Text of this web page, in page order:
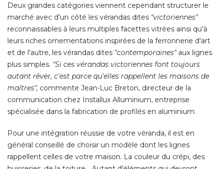
et de l'autre, les vérandas dites "contemporaines"aux lignes
plus simples. "Si ces vérandas victoriennes font toujours
autant rêver, c'est parce qu'elles rappellent les maisons de
maîtres",commente Jean-Luc Breton, directeur de la
communication chez Installux Alluminium, entreprise
spécialisée dans la fabrication de profilés en aluminium.
Pour une intégration réussie de votre véranda, il est en
général conseillé de choisir un modèle dont les lignes
rappellent celles de votre maison. La couleur du crépi, des
être pris en considération pour arriver à un résultat
harmonieux.